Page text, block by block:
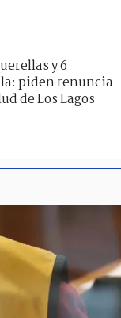
y 6
piden renuncia
de Los Lagos